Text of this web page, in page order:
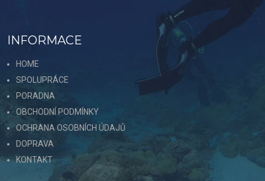
INFORMACE
HOME
SPOLUPRÁCE
PORADNA
OBCHODNÍ PODMÍNKY
OCHRANA OSOBNÍCH ÚDAJŮ
DOPRAVA
KONTAKT